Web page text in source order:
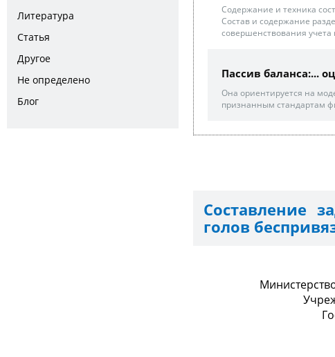
Литература
Статья
Другое
Не определено
Блог
Содержание и техника
Состав и содержание
совершенствования
Пассив баланса:...
Она ориентируется на
признанным стандартам
Составление
голов